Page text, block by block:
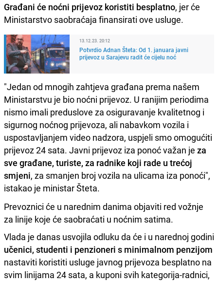
Građani će noćni prijevoz koristiti besplatno, jer će
Ministarstvo saobraćaja finansirati ove usluge.
13.12.23. 20:12
Potvrdio Adnan Šteta: Od 1. januara javni
prijevoz u Sarajevu radit će cijelu noć
"Jedan od mnogih zahtjeva građana prema našem
Ministarstvu je bio noćni prijevoz. U ranijim periodima
nismo imali preduslove za osiguravanje kvalitetnog i
sigurnog noćnog prijevoza, ali nabavkom vozila i
uspostavljanjem video nadzora, uspjeli smo omogućiti
prijevoz 24 sata. Javni prijevoz iza ponoć važan je za
sve građane, turiste, za radnike koji rade u trećoj
smjeni, za smanjen broj vozila na ulicama iza ponoći",
istakao je ministar Šteta.
Prevoznici će u narednim danima objaviti red vožnje
za linije koje će saobraćati u noćnim satima.
Vlada je danas usvojila odluku da će i u narednoj godini
učenici, studenti i penzioneri s minimalnom penzijom
nastaviti koristiti usluge javnog prijevoza besplatno na
svim linijama 24 sata, a kuponi svih kategorija-radnici,